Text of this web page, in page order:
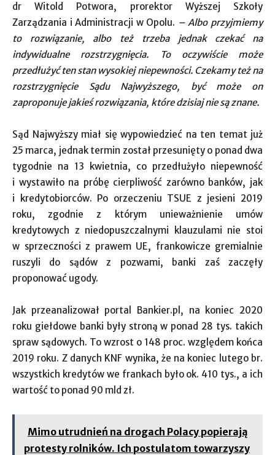
dr Witold Potwora, prorektor Wyższej Szkoły
Zarządzania i Administracji w Opolu. – Albo przyjmiemy
to rozwiązanie, albo też trzeba jednak czekać na
indywidualne rozstrzygnięcia. To oczywiście może
przedłużyć ten stan wysokiej niepewności. Czekamy też na
rozstrzygnięcie Sądu Najwyższego, być może on
zaproponuje jakieś rozwiązania, które dzisiaj nie są znane.
Sąd Najwyższy miał się wypowiedzieć na ten temat już
25 marca, jednak termin został przesunięty o ponad dwa
tygodnie na 13 kwietnia, co przedłużyło niepewność
i wystawiło na próbę cierpliwość zarówno banków, jak
i kredytobiorców. Po orzeczeniu TSUE z jesieni 2019
roku, zgodnie z którym unieważnienie umów
kredytowych z niedopuszczalnymi klauzulami nie stoi
w sprzeczności z prawem UE, frankowicze gremialnie
ruszyli do sądów z pozwami, banki zaś zaczęły
proponować ugody.
Jak przeanalizował portal Bankier.pl, na koniec 2020
roku giełdowe banki były stroną w ponad 28 tys. takich
spraw sądowych. To wzrost o 148 proc. względem końca
2019 roku. Z danych KNF wynika, że na koniec lutego br.
wszystkich kredytów we frankach było ok. 410 tys., a ich
wartość to ponad 90 mld zł.
Mimo utrudnień na drogach Polacy popierają
protesty rolników. Ich postulatom towarzyszy